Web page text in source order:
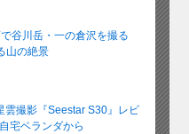
谷川岳・一の倉沢を撮る
山の絶景
雲撮影『Seestar S30』レビ
宅ベランダから